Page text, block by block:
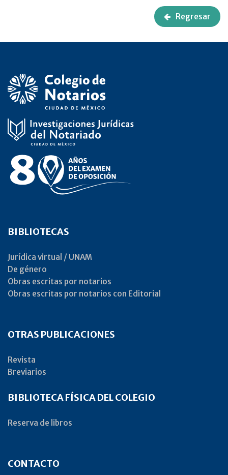
Regresar
BIBLIOTECAS
Jurídica virtual / UNAM
De género
Obras escritas por notarios
Obras escritas por notarios con Editorial
OTRAS PUBLICACIONES
Revista
Breviarios
BIBLIOTECA FÍSICA DEL COLEGIO
Reserva de libros
CONTACTO